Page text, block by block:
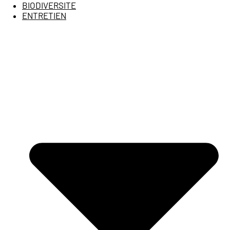
BIODIVERSITE
ENTRETIEN